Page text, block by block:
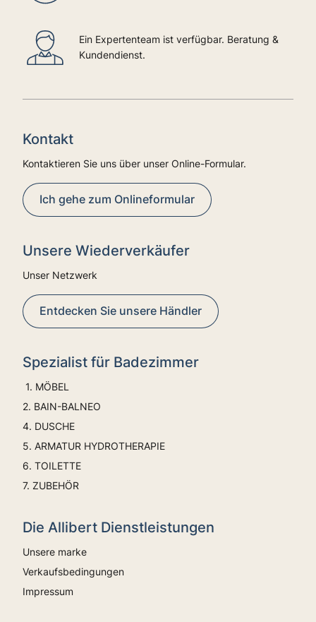
Ein Expertenteam ist verfügbar. Beratung &
Kundendienst.
Kontakt
Kontaktieren Sie uns über unser Online-Formular.
Ich gehe zum Onlineformular
Unsere Wiederverkäufer
Unser Netzwerk
Entdecken Sie unsere Händler
Spezialist für Badezimmer
1. MÖBEL
2. BAIN-BALNEO
4. DUSCHE
5. ARMATUR HYDROTHERAPIE
6. TOILETTE
7. ZUBEHÖR
Die Allibert Dienstleistungen
Unsere marke
Verkaufsbedingungen
Impressum